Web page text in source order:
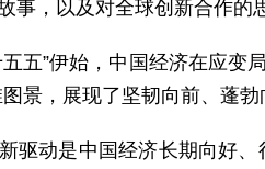
事，以及对全球创新合作的
五”伊始，中国经济在应
景，展现了坚韧向前、蓬
驱动是中国经济长期向好